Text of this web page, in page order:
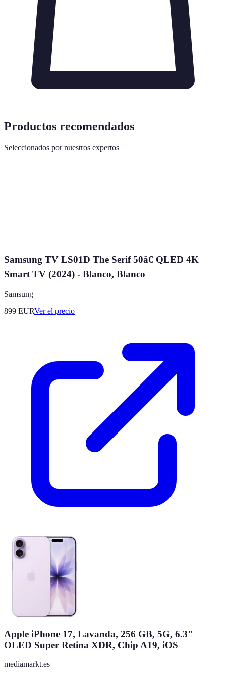
Productos recomendados
Seleccionados por nuestros expertos
Samsung TV LS01D The Serif 50â€ QLED 4K
Smart TV (2024) - Blanco, Blanco
Samsung
899 EURVer el precio
Apple iPhone 17, Lavanda, 256 GB, 5G, 6.3"
OLED Super Retina XDR, Chip A19, iOS
mediamarkt.es